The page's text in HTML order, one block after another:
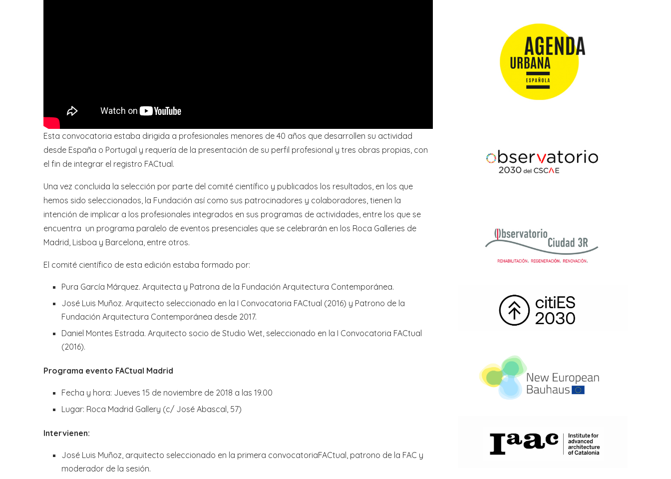
Esta convocatoria estaba dirigida a profesionales menores de 40 años que desarrollen su actividad
desde España o Portugal y requería de la presentación de su perfil profesional y tres obras propias, con
el fin de integrar el registro FACtual.
Una vez concluida la selección por parte del comité científico y publicados los resultados, en los que
hemos sido seleccionados, la Fundación así como sus patrocinadores y colaboradores, tienen la
intención de implicar a los profesionales integrados en sus programas de actividades, entre los que se
encuentra un programa paralelo de eventos presenciales que se celebrarán en los Roca Galleries de
Madrid, Lisboa y Barcelona, entre otros.
El comité científico de esta edición estaba formado por:
Pura García Márquez. Arquitecta y Patrona de la Fundación Arquitectura Contemporánea.
José Luis Muñoz. Arquitecto seleccionado en la I Convocatoria FACtual (2016) y Patrono de la
Fundación Arquitectura Contemporánea desde 2017.
Daniel Montes Estrada. Arquitecto socio de Studio Wet, seleccionado en la I Convocatoria FACtual
(2016).
Programa evento FACtual Madrid
Fecha y hora: Jueves 15 de noviembre de 2018 a las 19.00
Lugar: Roca Madrid Gallery (c/ José Abascal, 57)
Intervienen:
José Luis Muñoz, arquitecto seleccionado en la primera convocatoriaFACtual, patrono de la FAC y
moderador de la sesión.